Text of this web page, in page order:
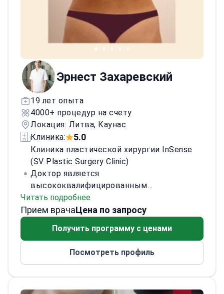
Medical Institute. Эти роли подтверждают
его стремление к совершенству и
инновациям в пластической хирургии.
Эрнест Захаревский
19 лет опыта
4000+ процедур на счету
Локация: Литва, Каунас
Клиника:
5.0
Клиника пластической хирургии InSense
(SV Plastic Surgery Clinic)
Доктор является
высококвалифицированным
пластическим и реконструктивным
хирургом с опытом в эстетической
хирургии кисти и лечении ран. Доктор
особенно в процедуры гинекомастии для
Читать подробнее
Прием врачаЦена по запросу
Получить программу с ценами
Посмотреть профиль